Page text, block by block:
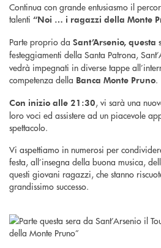
Continua con grande entusiasmo il
talenti “Noi … i ragazzi della Monte
Parte proprio da Sant’Arsenio, questa
festeggiamenti della Santa Patrona,
vedrà impegnati in diverse tappe
competenza della Banca Monte Pruno.
Con inizio alle 21:30, vi sarà una
loro voci ed assistere ad un piacevole
spettacolo.
Vi aspettiamo in numerosi per
festa, all’insegna della buona musica,
questi giovani ragazzi, che stanno
grandissimo successo.